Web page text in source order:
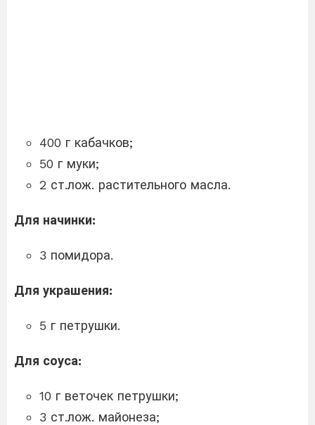
400 г кабачков;
50 г муки;
2 ст.лож. растительного масла.
Для начинки:
3 помидора.
Для украшения:
5 г петрушки.
Для соуса:
10 г веточек петрушки;
3 ст.лож. майонеза;